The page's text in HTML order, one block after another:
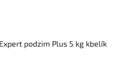
podzim Plus 5 kg kbelík